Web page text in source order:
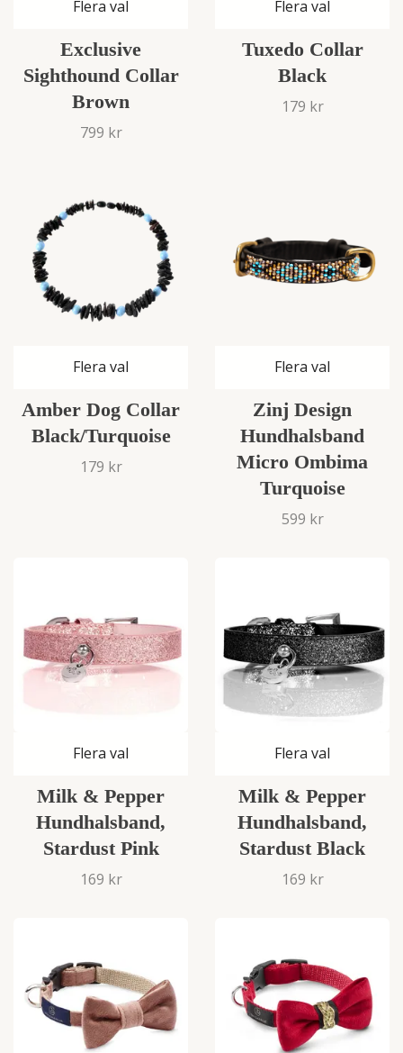
Flera val
Exclusive
Sighthound Collar
Brown
799 kr
Flera val
Tuxedo Collar
Black
179 kr
Flera val
Amber Dog Collar
Black/Turquoise
179 kr
Flera val
Zinj Design
Hundhalsband
Micro Ombima
Turquoise
599 kr
Flera val
Milk & Pepper
Hundhalsband,
Stardust Pink
169 kr
Flera val
Milk & Pepper
Hundhalsband,
Stardust Black
169 kr